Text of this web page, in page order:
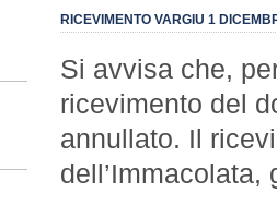
RICEVIMENTO VARGIU 1
Si avvisa che,
ricevimento del
annullato. Il